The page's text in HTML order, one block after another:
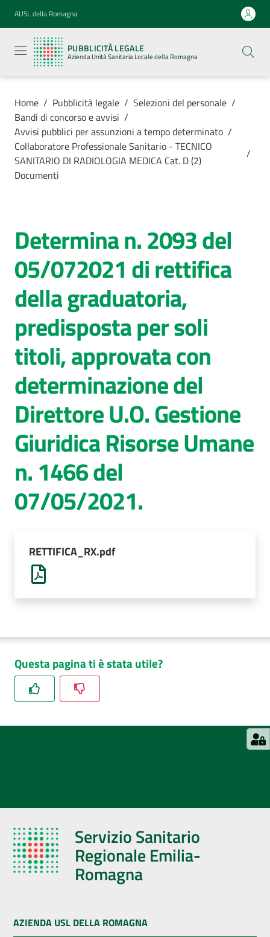
Vai al contenuto
Vai alla navigazione
Vai al footer
AUSL della Romagna
PUBBLICITÀ LEGALE
Azienda Unità Sanitaria Locale della Romagna
legale
Azienda
Unità
Locale della
Azienda
Luoghi di
cura
AUSL
Comunica
Home / Pubblicità legale / Selezioni del personale /
Bandi di concorso e avvisi /
Avvisi pubblici per assunzioni a tempo determinato /
Collaboratore Professionale Sanitario - TECNICO
SANITARIO DI RADIOLOGIA MEDICA Cat. D (2)
/
Documenti
Determina n. 2093 del
05/072021 di rettifica
della graduatoria,
predisposta per soli
titoli, approvata con
determinazione del
Direttore U.O. Gestione
Giuridica Risorse Umane
n. 1466 del
07/05/2021.
RETTIFICA_RX.pdf
Questa pagina ti è stata utile?
Servizio Sanitario
Regionale Emilia-
Romagna
AZIENDA USL DELLA ROMAGNA